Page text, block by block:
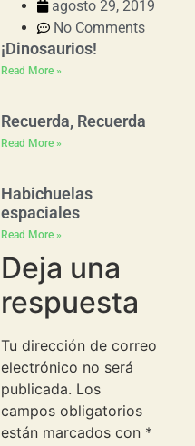
agosto 29, 2019
No Comments
¡Dinosaurios!
Read More »
Recuerda, Recuerda
Read More »
Habichuelas
espaciales
Read More »
Deja una
respuesta
Tu dirección de correo
electrónico no será
publicada. Los
campos obligatorios
están marcados con *